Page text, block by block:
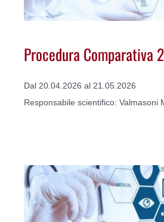
Procedura Comparativa
Dal 20.04.2026 al 21.05.2026
Responsabile scientifico: Valmasoni